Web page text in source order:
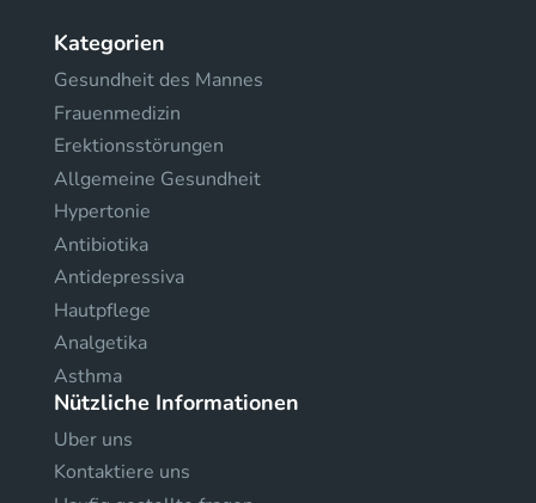
Kategorien
Gesundheit des Mannes
Frauenmedizin
Erektionsstörungen
Allgemeine Gesundheit
Hypertonie
Antibiotika
Antidepressiva
Hautpflege
Analgetika
Asthma
Nützliche Informationen
Uber uns
Kontaktiere uns